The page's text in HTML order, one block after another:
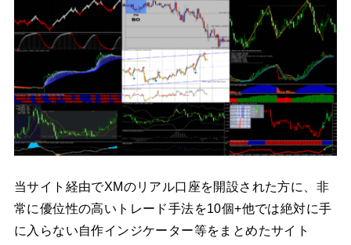
当サイト経由でXMのリアル口座を開設された方に、非
常に優位性の高いトレード手法を10個+他では絶対に手
に入らない自作インジケーター等をまとめたサイト